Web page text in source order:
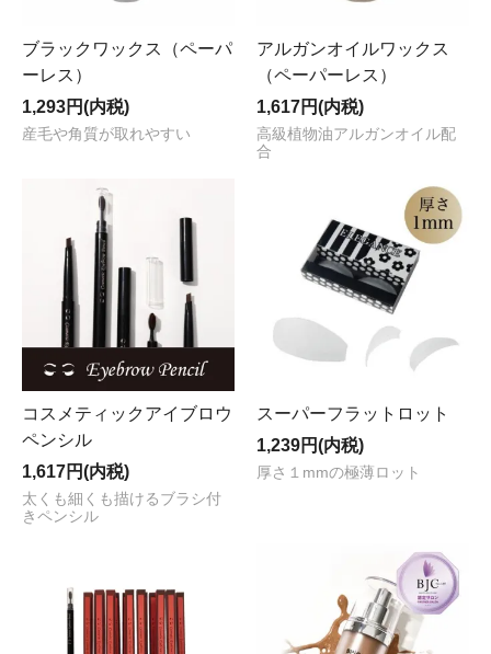
ブラックワックス（ペーパ
ーレス）
1,293円(内税)
産毛や角質が取れやすい
アルガンオイルワックス
（ペーパーレス）
1,617円(内税)
高級植物油アルガンオイル配
合
コスメティックアイブロウ
ペンシル
1,617円(内税)
太くも細くも描けるブラシ付
きペンシル
スーパーフラットロット
1,239円(内税)
厚さ１mmの極薄ロット